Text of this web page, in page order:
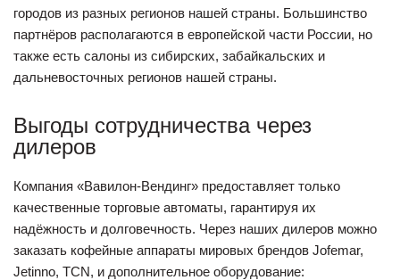
городов из разных регионов нашей страны. Большинство
партнёров располагаются в европейской части России, но
также есть салоны из сибирских, забайкальских и
дальневосточных регионов нашей страны.
Выгоды сотрудничества через
дилеров
Компания «Вавилон-Вендинг» предоставляет только
качественные торговые автоматы, гарантируя их
надёжность и долговечность. Через наших дилеров можно
заказать кофейные аппараты мировых брендов Jofemar,
Jetinno, TCN, и дополнительное оборудование: